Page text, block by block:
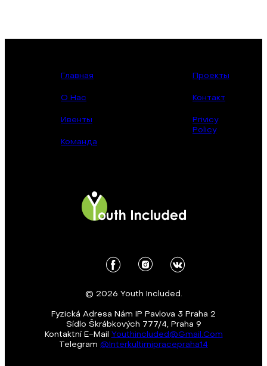
Главная
О Нас
Ивенты
Команда
Проекты
Контакт
Privicy
Policy
© 2026 Youth Included.
Fyzická Adresa Nám IP Pavlova 3 Praha 2
Sídlo Škrábkových 777/4, Praha 9
Kontaktní E-Mail Youthincluded@gmail.com
Telegram @Interkultirnipracepraha14